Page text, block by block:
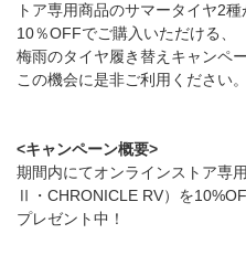
トア専用商品のサマータイヤ2
10％OFFでご購入いただける、
梅雨のタイヤ履き替えキャンペ
この機会に是非ご利用ください。
<キャンペーン概要>
期間内にてオンラインストア専
Ⅱ・CHRONICLE RV）を
プレゼント中！